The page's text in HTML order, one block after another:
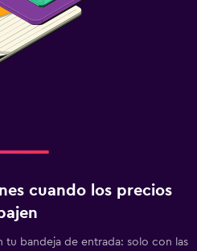
cuando los precios
bajen
tu bandeja de entrada: solo con las